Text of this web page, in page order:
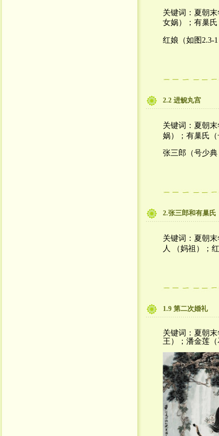
关键词：夏朝
女娲）；有巢
红娘（如图2.3-
2.2 进鲵丸宫
关键词：夏朝
娲）；有巢氏
张三郎（号少
2.张三郎和有巢氏
关键词：夏朝
人 （妈祖）；
1.9 第二次婚礼
关键词：夏朝
王）；潘金莲